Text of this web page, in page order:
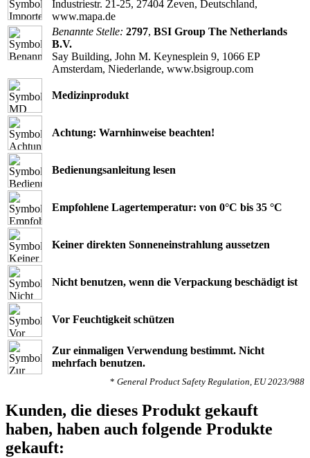
Industriestr. 21-25, 27404 Zeven, Deutschland,
www.mapa.de
Benannte Stelle: 2797, BSI Group The Netherlands
B.V.
Say Building, John M. Keynesplein 9, 1066 EP
Amsterdam, Niederlande, www.bsigroup.com
Medizinprodukt
Achtung: Warnhinweise beachten!
Bedienungsanleitung lesen
Empfohlene Lagertemperatur: von 0°C bis 35 °C
Keiner direkten Sonneneinstrahlung aussetzen
Nicht benutzen, wenn die Verpackung beschädigt ist
Vor Feuchtigkeit schützen
Zur einmaligen Verwendung bestimmt. Nicht
mehrfach benutzen.
* General Product Safety Regulation, EU 2023/988
Kunden, die dieses Produkt gekauft
haben, haben auch folgende Produkte
gekauft: